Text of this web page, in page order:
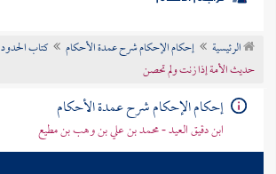
موضوعي
تراجم الأعلام
الرئيسية إحكام الإحكام شرح عمدة الأحكام
كتاب الحدود
حديث الأمة إذا زنت ولم تحصن
إحكام الإحكام شرح عمدة الأحكام
ابن دقيق العيد - محمد بن علي بن وهب بن مطيع